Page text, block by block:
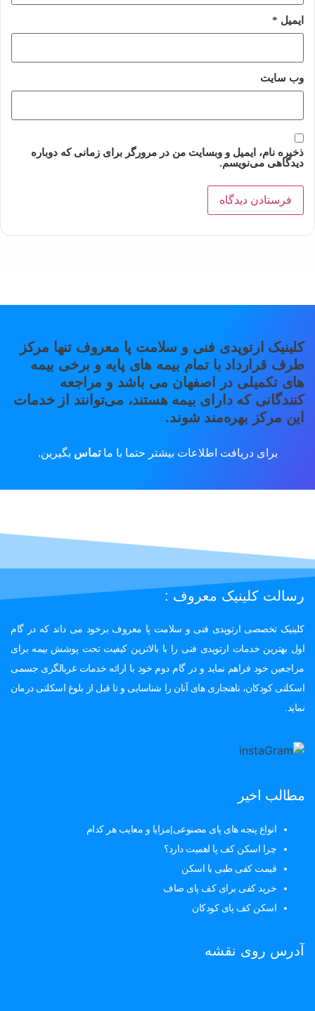
ایمیل *
وب‌ سایت
ذخیره نام، ایمیل و وبسایت من در مرورگر برای زمانی که دوباره
دیدگاهی می‌نویسم.
کلینیک ارتوپدی فنی و سلامت پا معروف تنها مرکز
طرف قرارداد با تمام بیمه های پایه و برخی بیمه
های تکمیلی در اصفهان می باشد و مراجعه
کنندگانی که دارای بیمه هستند، می‌توانند از خدمات
این مرکز بهره‌مند شوند.
برای دریافت اطلاعات بیشتر حتما با ما تماس بگیرین.
رسالت کلینیک معروف :
کلینیک تخصصی ارتوپدی فنی و سلامت پا معروف برخود می داند که در گام
اول بهترین خدمات ارتوپدی فنی را با بالاترین کیفیت تحت پوشش بیمه برای
مراجعین خود فراهم نماید و در گام دوم خود با ارائه خدمات غربالگری جسمی
اسکلتی کودکان، ناهنجاری های آنان را شناسایی و تا قبل از بلوغ اسکلتی درمان
نماید.
مطالب اخیر
انواع پنجه های پای مصنوعی|مزایا و معایب هر کدام
چرا اسکن کف پا اهمیت دارد؟
قیمت کفی طبی با اسکن
خرید کفی برای کف پای صاف
اسکن کف پای کودکان
آدرس روی نقشه